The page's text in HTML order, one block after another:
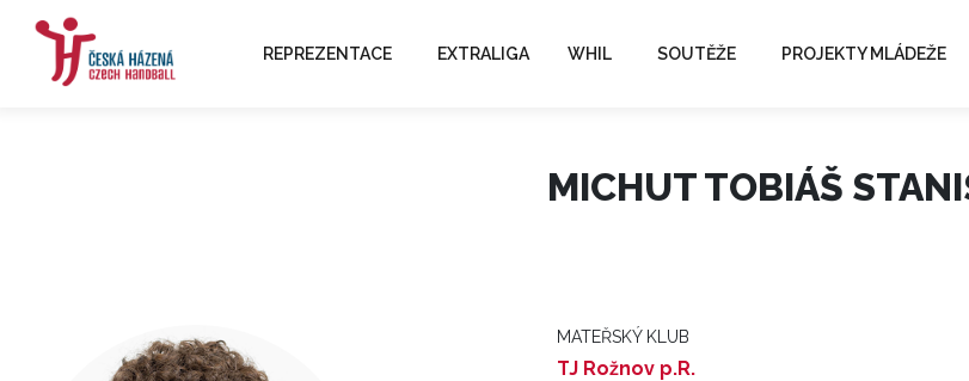
REPREZENTACE EXTRALIGA WHIL SOUTĚŽE PROJEKTY MLÁDEŽE
MICHUT TOBIÁŠ
MATEŘSKÝ KLUB
TJ Rožnov p.R.